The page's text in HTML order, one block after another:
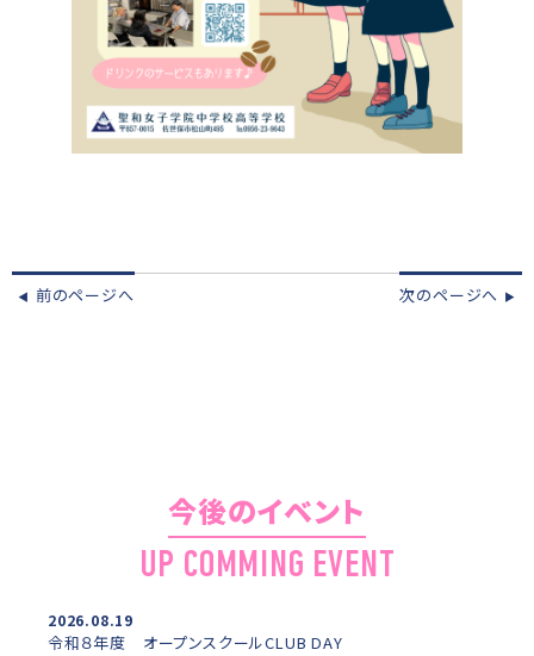
◀︎ 前のページへ 次のページへ ▶︎
今後のイベント
UP COMMING EVENT
2026.08.19
令和８年度 オープンスクールCLUB DAY